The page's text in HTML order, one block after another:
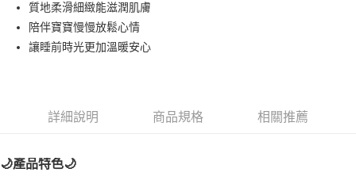
街口支付
悠遊付
全家取貨付款
質地柔滑細緻能滋潤肌膚
陪伴寶寶慢慢放鬆心情
讓睡前時光更加溫暖安心
詳細說明 商品規格 相關推薦
🌙產品特色🌙